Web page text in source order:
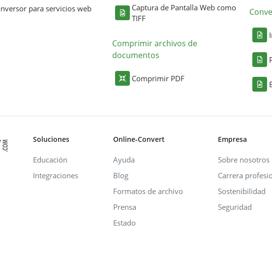
para servicios web
Captura de Pantalla Web como
TIFF
Comprimir archivos de
documentos
Comprimir PDF
Soluciones
Educación
Integraciones
Online-Convert
Ayuda
Blog
Formatos de archivo
Prensa
Estado
Empresa
Sobre nosotros
Carrera
Sostenibilidad
Seguridad